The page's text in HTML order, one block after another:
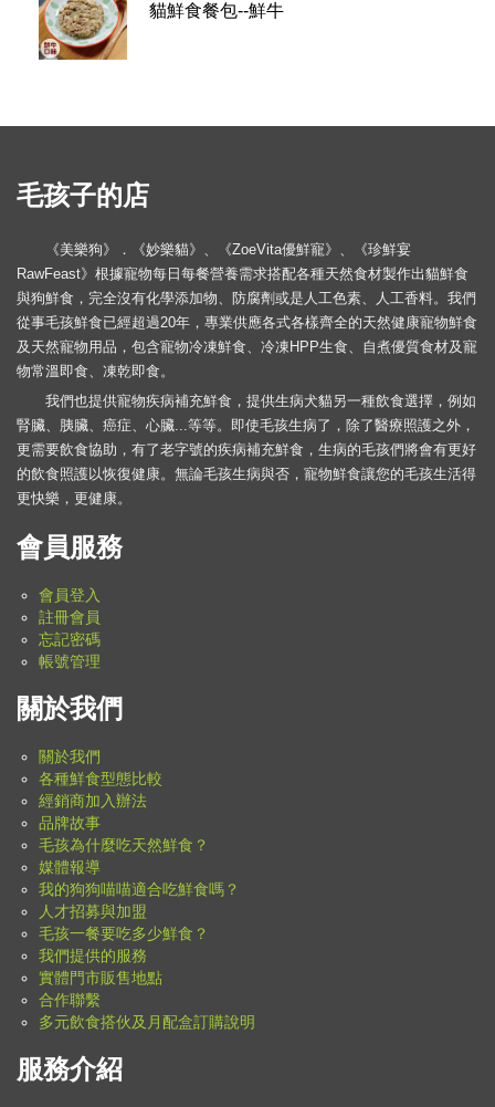
貓鮮食餐包--鮮牛
毛孩子的店
《美樂狗》．《妙樂貓》、《ZoeVita優鮮寵》、《珍鮮宴
RawFeast》根據寵物每日每餐營養需求搭配各種天然食材製作出貓鮮食
與狗鮮食，完全沒有化學添加物、防腐劑或是人工色素、人工香料。我們
從事毛孩鮮食已經超過20年，專業供應各式各樣齊全的天然健康寵物鮮食
及天然寵物用品，包含寵物冷凍鮮食、冷凍HPP生食、自煮優質食材及寵
物常溫即食、凍乾即食。
我們也提供寵物疾病補充鮮食，提供生病犬貓另一種飲食選擇，例如
腎臟、胰臟、癌症、心臟...等等。即使毛孩生病了，除了醫療照護之外，
更需要飲食協助，有了老字號的疾病補充鮮食，生病的毛孩們將會有更好
的飲食照護以恢復健康。無論毛孩生病與否，寵物鮮食讓您的毛孩生活得
更快樂，更健康。
會員服務
會員登入
註冊會員
忘記密碼
帳號管理
關於我們
關於我們
各種鮮食型態比較
經銷商加入辦法
品牌故事
毛孩為什麼吃天然鮮食？
媒體報導
我的狗狗喵喵適合吃鮮食嗎？
人才招募與加盟
毛孩一餐要吃多少鮮食？
我們提供的服務
實體門市販售地點
合作聯繫
多元飲食搭伙及月配盒訂購說明
服務介紹